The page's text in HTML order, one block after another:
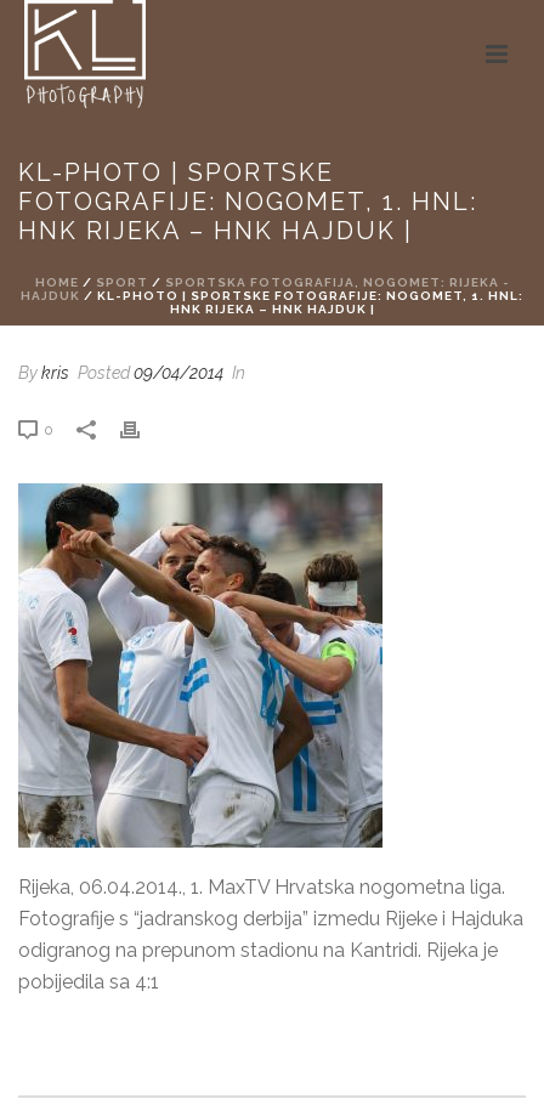
KL-PHOTO | SPORTSKE
FOTOGRAFIJE: NOGOMET, 1. HNL:
HNK RIJEKA – HNK HAJDUK |
HOME / SPORT / SPORTSKA FOTOGRAFIJA, NOGOMET: RIJEKA -
HAJDUK / KL-PHOTO | SPORTSKE FOTOGRAFIJE: NOGOMET, 1. HNL:
HNK RIJEKA – HNK HAJDUK |
Bykris Posted09/04/2014 In
0
Rijeka, 06.04.2014., 1. MaxTV Hrvatska nogometna liga.
Fotografije s “jadranskog derbija” izmedu Rijeke i Hajduka
odigranog na prepunom stadionu na Kantridi. Rijeka je
pobijedila sa 4:1